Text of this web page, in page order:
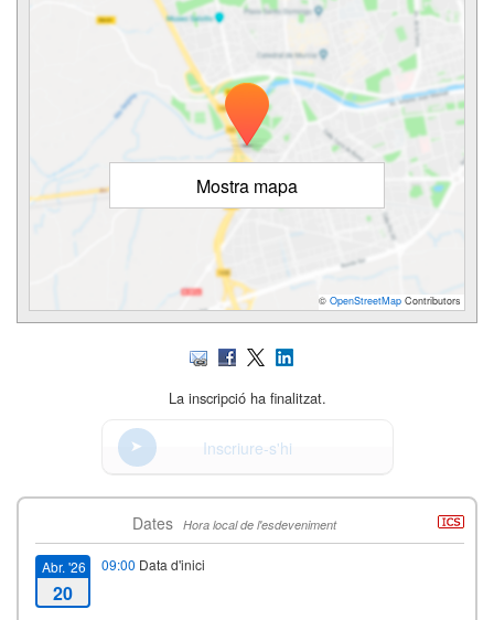
Mostra mapa
© OpenStreetMap Contributors
La inscripció ha finalitzat.
Inscriure-s'hi
Dates Hora local de l'esdeveniment
Abr. '26
20
09:00 Data d'inici